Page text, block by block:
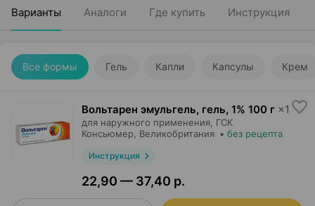
Варианты Аналоги Где купить Инструкция
Все формы Гель Капли Капсулы Крем
Вольтарен эмульгель, гель, 1% 100 г ×1
для наружного применения, ГСК
Консьюмер , Великобритания • без рецепта
Инструкция
22,90 — 37,40 р.